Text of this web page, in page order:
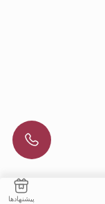
پیشنهادها